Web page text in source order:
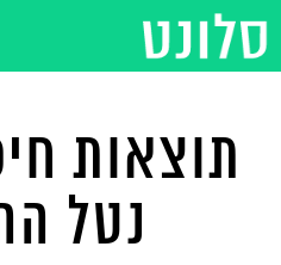
תוצאות
נטל